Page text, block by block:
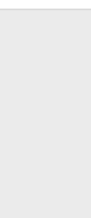
tv